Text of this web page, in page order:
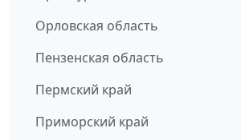
Орловская область
Пензенская область
Пермский край
Приморский край